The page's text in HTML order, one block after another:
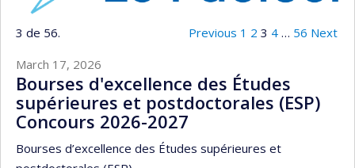
3 de 56. Previous 1 2 3 4 … 56 Next
March 17, 2026
Bourses d'excellence des Études
supérieures et postdoctorales (ESP)
Concours 2026-2027
Bourses d’excellence des Études supérieures et